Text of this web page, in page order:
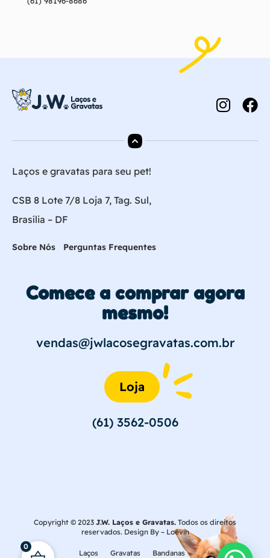
Laços e gravatas para seu pet!
CSB 8 Lote 7/8 Loja 7, Tag. Sul,
Brasília – DF
Sobre Nós Perguntas Frequentes
Comece a comprar agora
mesmo!
vendas@jwlacosegravatas.com.br
Loja
(61) 3562-0506
Copyright © 2023 J.W. Laços e Gravatas. Todos os direitos
reservados. Design By – Loévih
Laços Gravatas Bandanas
0